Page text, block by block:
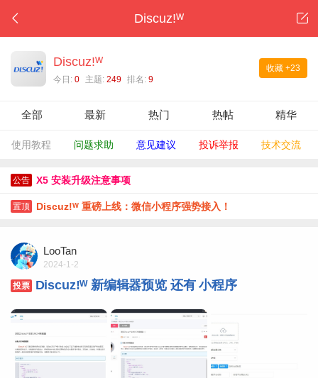
Discuz!ᵂ
收藏 +23
Discuz!ᵂ
今日: 0 主题: 249 排名: 9
全部 最新 热门 热帖 精华
使用教程 问题求助 意见建议 投诉举报 技术交流
公告 X5 安装升级注意事项
置顶 Discuz!ᵂ 重磅上线：微信小程序强势接入！
LooTan
2024-1-2
投票 Discuz!ᵂ 新编辑器预览 还有 小程序